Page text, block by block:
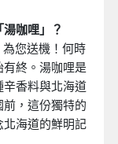
咖哩」？
您送機！何時
終。湯咖哩是
香料與北海道
，這份獨特的
海道的鮮明記